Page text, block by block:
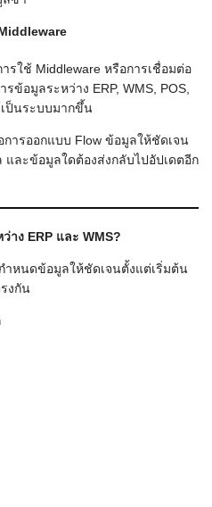
รใช้ Middleware หรือการเชื่อมต่อ
ข้อมูลระหว่าง ERP, WMS, POS,
ป็นระบบมากขึ้น
ารออกแบบ Flow ข้อมูลให้ชัดเจน
ละข้อมูลใดต้องส่งกลับไปอัปเดตอีก
าง ERP และ WMS?
ำหนดข้อมูลให้ชัดเจนตั้งแต่เริ่มต้น
งกัน